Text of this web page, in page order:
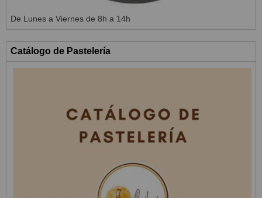
De Lunes a Viernes de 8h a 14h
Catálogo de Pastelería